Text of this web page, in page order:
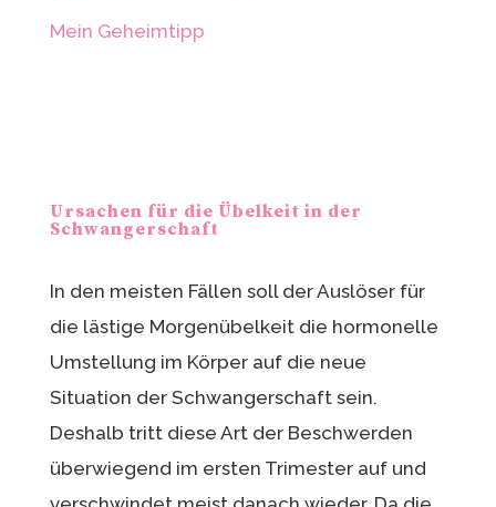
Mein Geheimtipp
Ursachen für die Übelkeit in der
Schwangerschaft
In den meisten Fällen soll der Auslöser für
die lästige Morgenübelkeit die hormonelle
Umstellung im Körper auf die neue
Situation der Schwangerschaft sein.
Deshalb tritt diese Art der Beschwerden
überwiegend im ersten Trimester auf und